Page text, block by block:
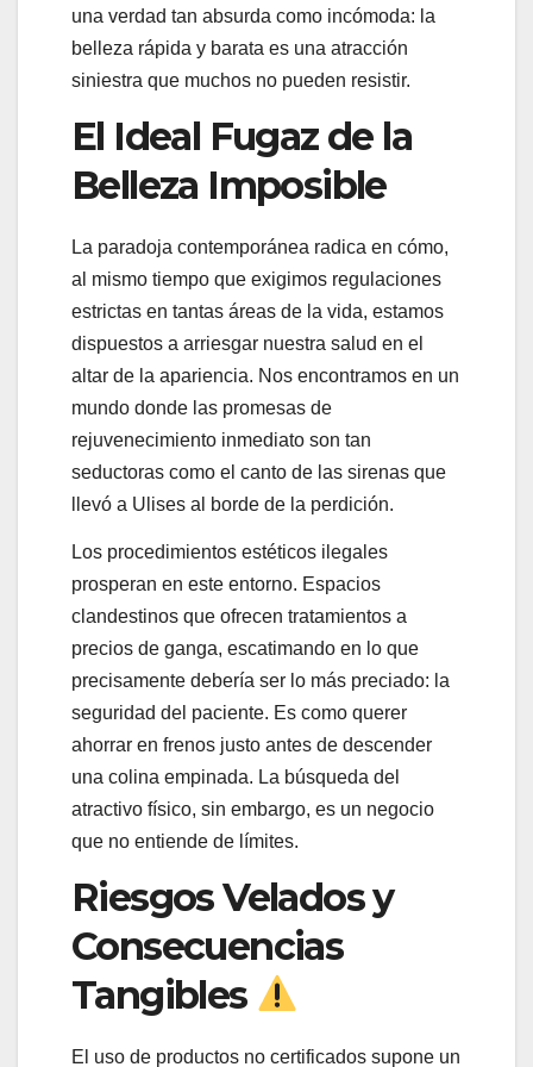
una verdad tan absurda como incómoda: la
belleza rápida y barata es una atracción
siniestra que muchos no pueden resistir.
El Ideal Fugaz de la
Belleza Imposible
La paradoja contemporánea radica en cómo,
al mismo tiempo que exigimos regulaciones
estrictas en tantas áreas de la vida, estamos
dispuestos a arriesgar nuestra salud en el
altar de la apariencia. Nos encontramos en un
mundo donde las promesas de
rejuvenecimiento inmediato son tan
seductoras como el canto de las sirenas que
llevó a Ulises al borde de la perdición.
Los procedimientos estéticos ilegales
prosperan en este entorno. Espacios
clandestinos que ofrecen tratamientos a
precios de ganga, escatimando en lo que
precisamente debería ser lo más preciado: la
seguridad del paciente. Es como querer
ahorrar en frenos justo antes de descender
una colina empinada. La búsqueda del
atractivo físico, sin embargo, es un negocio
que no entiende de límites.
Riesgos Velados y
Consecuencias
Tangibles
El uso de productos no certificados supone un